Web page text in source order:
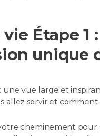
Étape 1 :
unique
une vue large et
allez servir et comment.
cheminement